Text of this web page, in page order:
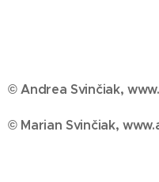
© Andrea Svinčiak,
© Marian Svinčiak,